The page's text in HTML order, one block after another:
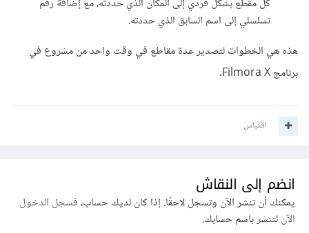
كل مقطع بشكل فردي إلى المكان الذي حددته، مع إضافة رقم
تسلسلي إلى اسم السابق الذي حددته.
هذه هي الخطوات لتصدير عدة مقاطع في وقت واحد من مشروع في
برنامج Filmora X.
اقتباس
انضم إلى النقاش
يمكنك أن تنشر الآن وتسجل لاحقًا. إذا كان لديك حساب،فسجل الدخول
الآنلتنشر باسم حسابك.